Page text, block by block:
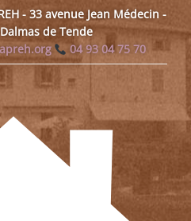
- 33 avenue Jean Médecin -
de Tende
04 93 04 75 70